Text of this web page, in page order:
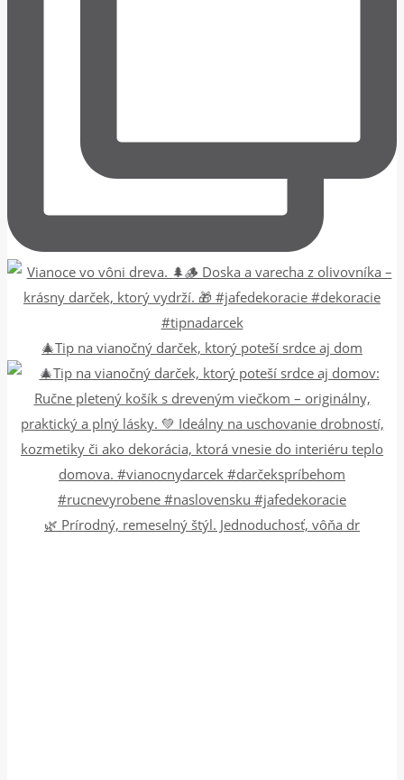
🎄Tip na vianočný darček, ktorý poteší srdce aj dom
🌿 Prírodný, remeselný štýl. Jednoduchosť, vôňa dr